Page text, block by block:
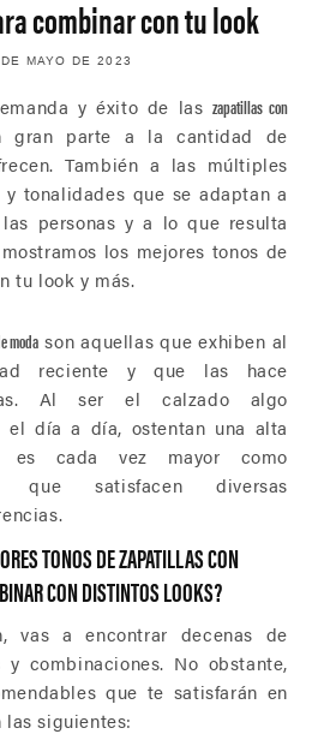
combinar con tu look
MAYO DE 2023
y éxito de las zapatillas con
gran parte a la cantidad de
También a las múltiples
tonalidades que se adaptan a
personas y a lo que resulta
los mejores tonos de
tu look y más.
moda son aquellas que exhiben al
reciente y que las hace
Al ser el calzado algo
el día a día, ostentan una alta
es cada vez mayor como
que satisfacen diversas
TONOS DE ZAPATILLAS CON
CON DISTINTOS LOOKS?
vas a encontrar decenas de
y combinaciones. No obstante,
que te satisfarán en
las siguientes: